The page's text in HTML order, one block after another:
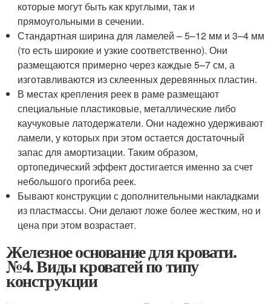
которые могут быть как круглыми, так и
прямоугольными в сечении.
Стандартная ширина для ламелей – 5–12 мм и 3–4 мм
(то есть широкие и узкие соответственно). Они
размещаются примерно через каждые 5–7 см, а
изготавливаются из склеенных деревянных пластин.
В местах крепления реек в раме размещают
специальные пластиковые, металлические либо
каучуковые латодержатели. Они надежно удерживают
ламели, у которых при этом остается достаточный
запас для амортизации. Таким образом,
ортопедический эффект достигается именно за счет
небольшого прогиба реек.
Бывают конструкции с дополнительными накладками
из пластмассы. Они делают ложе более жестким, но и
цена при этом возрастает.
Железное основание для кровати.
№4. Виды кроватей по типу
конструкции